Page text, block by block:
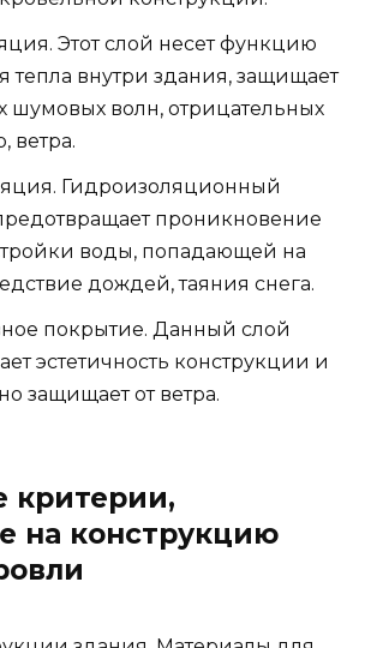
Этот слой несет функцию
тепла внутри здания, защищает
шумовых волн, отрицательных
ветра.
Гидроизоляционный
проникновение
воды, попадающей на
дождей, таяния снега.
покрытие. Данный слой
эстетичность конструкции и
защищает от ветра.
критерии,
на конструкцию